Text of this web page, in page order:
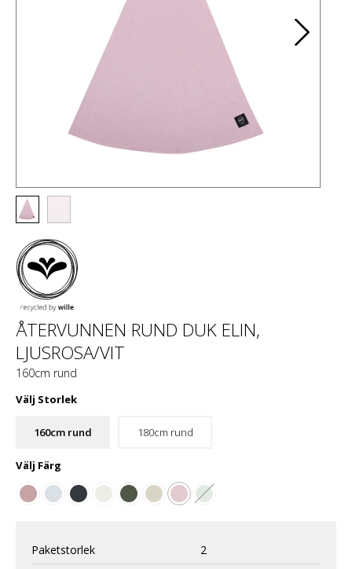
ÅTERVUNNEN RUND DUK ELIN,
LJUSROSA/VIT
160cm rund
Välj Storlek
160cm rund 180cm rund
Välj Färg
Paketstorlek
2